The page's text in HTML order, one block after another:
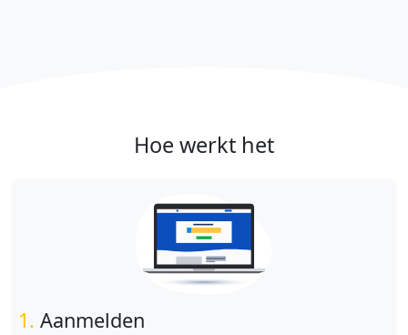
Hoe werkt het
1. Aanmelden